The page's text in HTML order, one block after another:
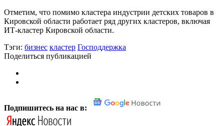
Отметим, что помимо кластера индустрии детских товаров в
Кировской области работает ряд других кластеров, включая
ИТ-кластер Кировской области.
Тэги: бизнес кластер Господдержка
Поделиться публикацией
Подпишитесь на нас в: